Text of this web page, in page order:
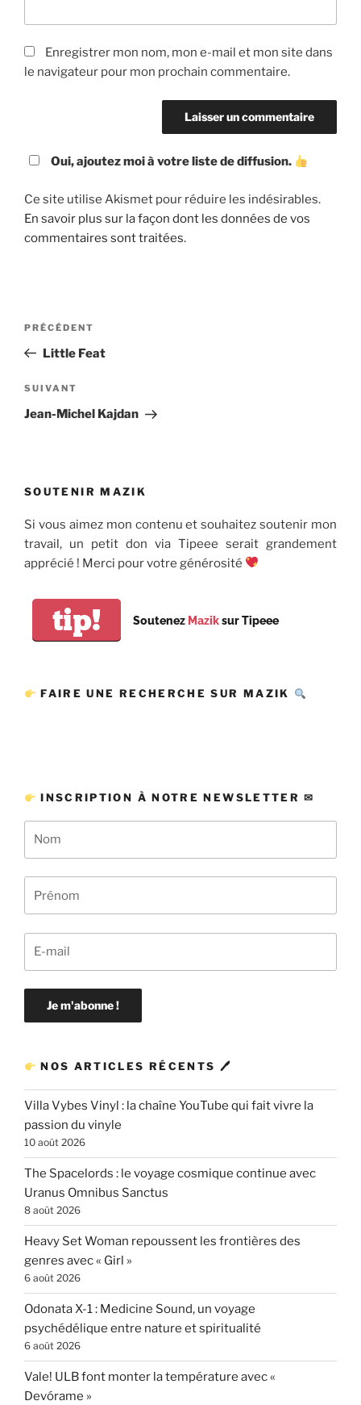
Enregistrer mon nom, mon e-mail et mon site dans
le navigateur pour mon prochain commentaire.
Oui, ajoutez moi à votre liste de diffusion.
Ce site utilise Akismet pour réduire les indésirables.
En savoir plus sur la façon dont les données de vos
commentaires sont traitées.
Navigation
l’article
Article
précédent
PRÉCÉDENT
Little Feat
Article
suivant
SUIVANT
Jean-Michel Kajdan
SOUTENIR MAZIK
Si vous aimez mon contenu et souhaitez soutenir mon
travail, un petit don via Tipeee serait grandement
apprécié ! Merci pour votre générosité
tip! Soutenez Maziksur Tipeee
FAIRE UNE RECHERCHE SUR MAZIK
INSCRIPTION À NOTRE NEWSLETTER ✉
NOS ARTICLES RÉCENTS 🖊
Villa Vybes Vinyl : la chaîne YouTube qui fait vivre la
passion du vinyle
10 août 2026
The Spacelords : le voyage cosmique continue avec
Uranus Omnibus Sanctus
8 août 2026
Heavy Set Woman repoussent les frontières des
genres avec « Girl »
6 août 2026
Odonata X-1 : Medicine Sound, un voyage
psychédélique entre nature et spiritualité
6 août 2026
Vale! ULB font monter la température avec «
Devórame »